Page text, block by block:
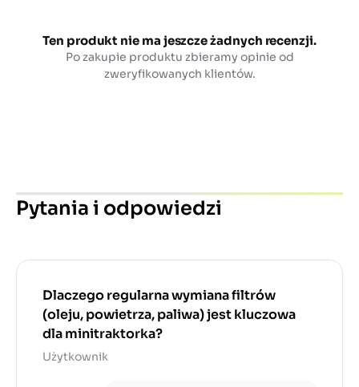
Ten produkt nie ma jeszcze żadnych recenzji.
Po zakupie produktu zbieramy opinie od
zweryfikowanych klientów.
Pytania i odpowiedzi
Dlaczego regularna wymiana filtrów
(oleju, powietrza, paliwa) jest kluczowa
dla minitraktorka?
Użytkownik